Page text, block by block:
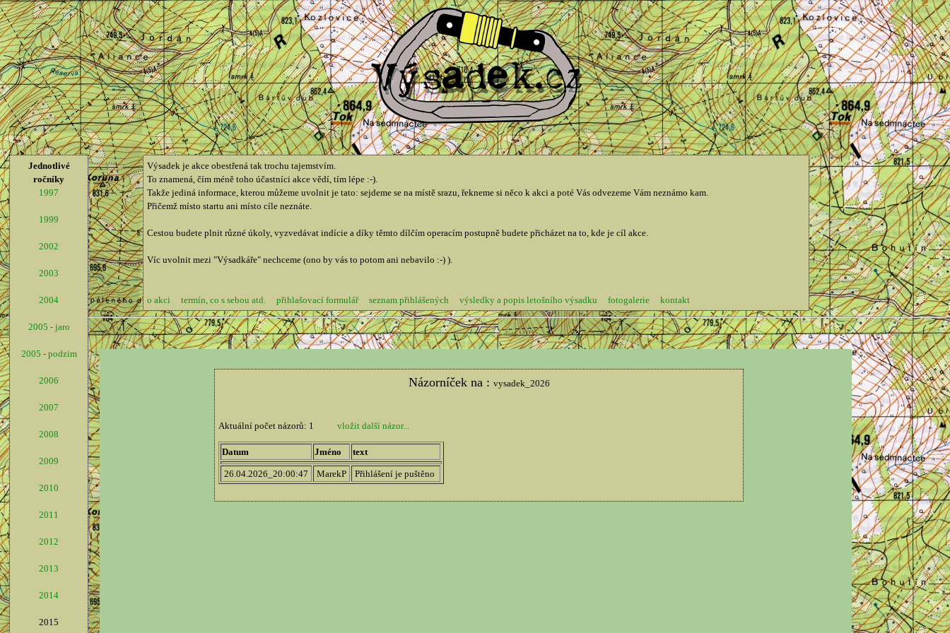
Jednotlivé
ročníky
1997
1999
2002
2003
2004
2005 - jaro
2005 - podzim
2006
2007
2008
2009
2010
2011
2012
2013
2014
2015
Výsadek je akce obestřená tak trochu tajemstvím.
To znamená, čím méně toho účastníci akce vědí, tím lépe :-).
Takže jediná informace, kterou můžeme uvolnit je tato: sejdeme se na místě srazu, řekneme si něco k akci a poté Vás odvezeme Vám neznámo kam.
Přičemž místo startu ani místo cíle neznáte.
Cestou budete plnit různé úkoly, vyzvedávat indície a díky těmto dílčím operacím postupně budete přicházet na to, kde je cíl akce.
Víc uvolnit mezi "Výsadkáře" nechceme (ono by vás to potom ani nebavilo :-) ).
o akci termín, co s sebou atd. přihlašovací formulář seznam přihlášených výsledky a popis letošního výsadku fotogalerie kontakt